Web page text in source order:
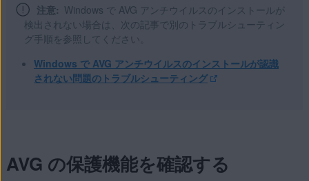
注意: Windows で AVG アンチウイルスのインストールが
検出されない場合は、次の記事で別のトラブルシューティン
グ手順を参照してください。
Windows で AVG アンチウイルスのインストールが認識
されない問題のトラブルシューティング
AVG の保護機能を確認する